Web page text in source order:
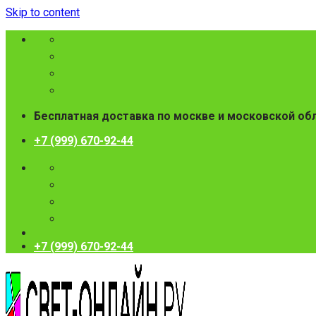
Skip to content
Бесплатная доставка по москве и московской
+7 (999) 670-92-44
+7 (999) 670-92-44